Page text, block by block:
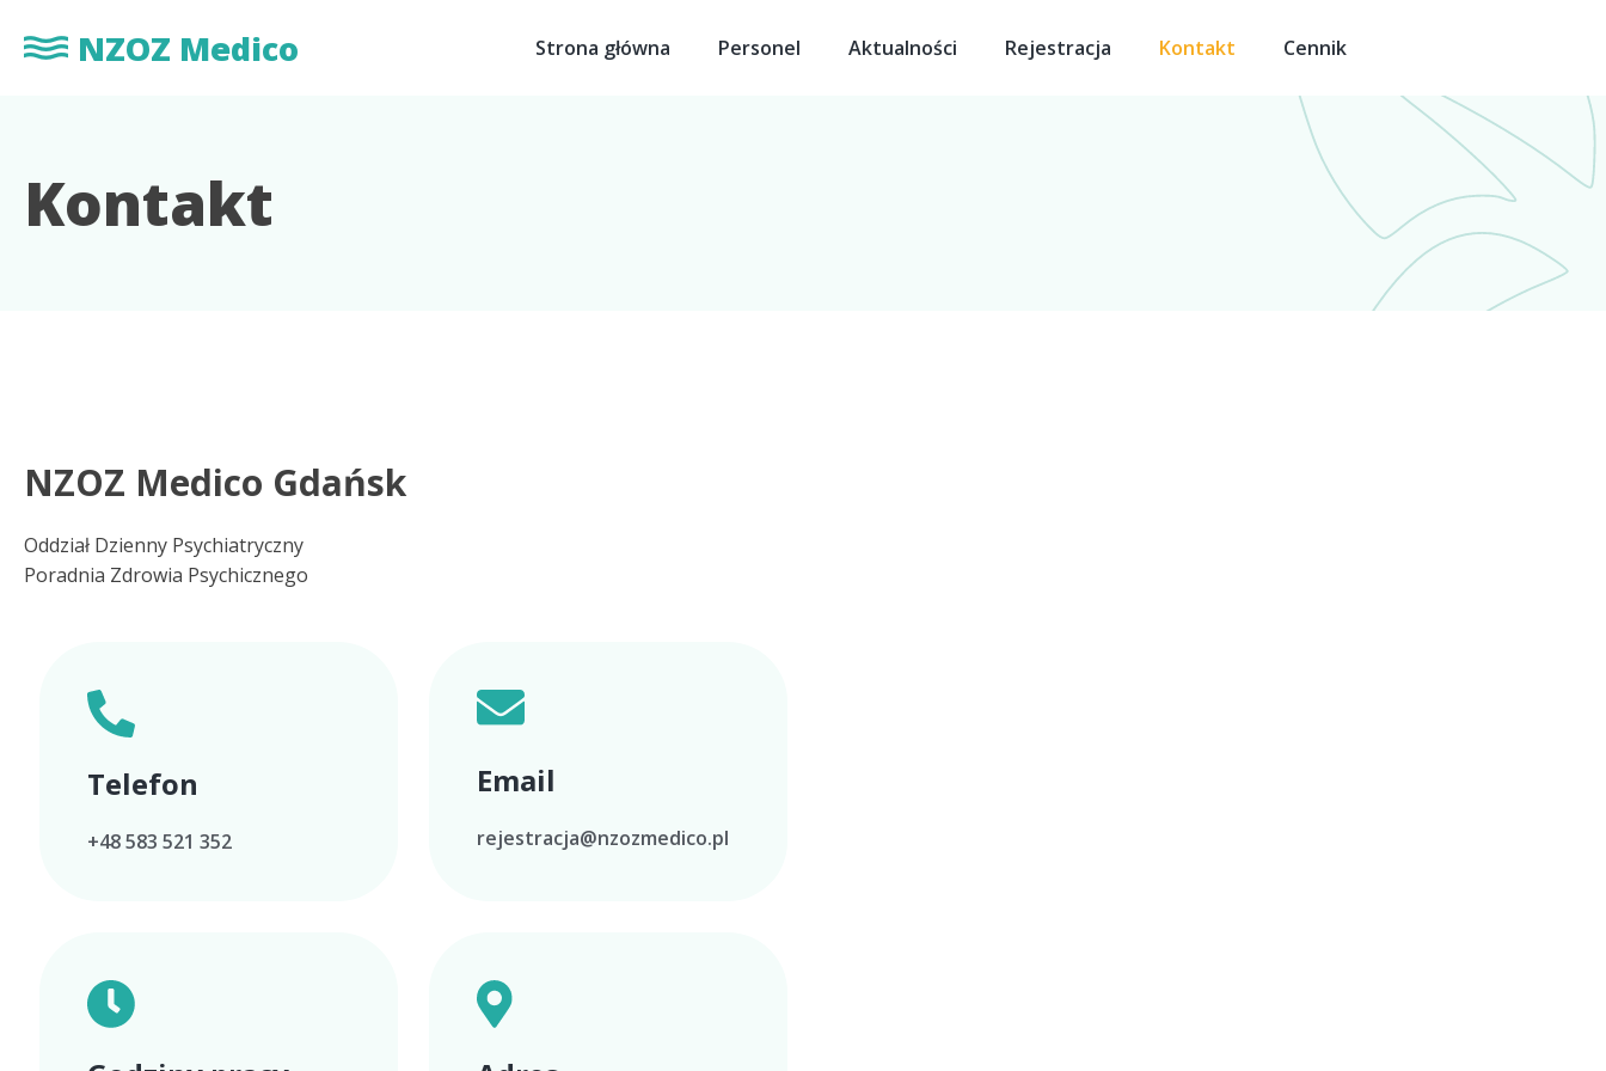
NZOZ Medico Strona główna Personel Aktualności Rejestracja Kontakt Cennik
Kontakt
NZOZ Medico Gdańsk
Oddział Dzienny Psychiatryczny
Poradnia Zdrowia Psychicznego
Telefon
+48 583 521 352
Email
rejestracja@nzozmedico.pl